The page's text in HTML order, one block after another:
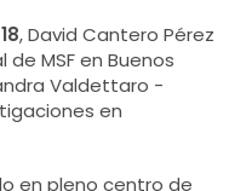
, David Cantero Pérez
MSF en Buenos
Valdettaro -
en
en pleno centro de